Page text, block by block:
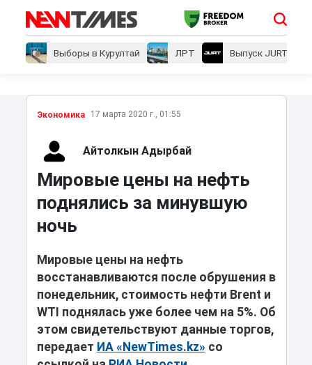
Выборы в Курултай ЛРТ Выпуск JURT
Экономика 17 марта 2020 г., 01:55
Айтолкын Адырбай
Мировые цены на нефть
поднялись за минувшую
ночь
Мировые цены на нефть
восстанавливаются после обрушения в
понедельник, стоимость нефти Brent и
WTI поднялась уже более чем на 5%. Об
этом свидетельствуют данные торгов,
передает ИА «NewTimes.kz» со